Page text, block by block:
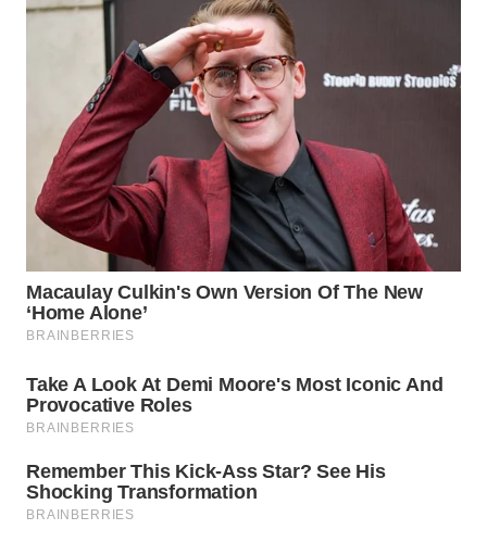
PRIANGAN
TIMUR
WN
SEMARANG
WN
WN
BOROBUDUR
WN
MADURA
WN
SURABAYA